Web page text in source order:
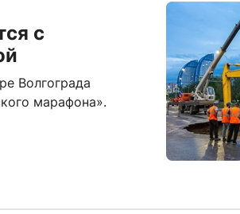
с
Волгограда
марафона».